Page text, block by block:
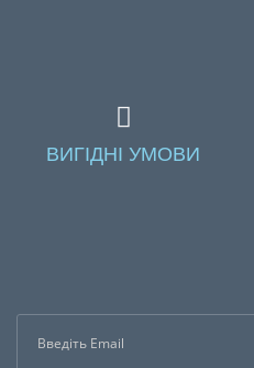
ВИГІДНІ УМОВИ